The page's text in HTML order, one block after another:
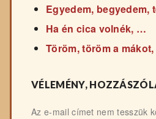
Egyedem, begyedem,
Ha én cica volnék, …
Töröm, töröm a
VÉLEMÉNY,
Az e-mail címet nem tesszük